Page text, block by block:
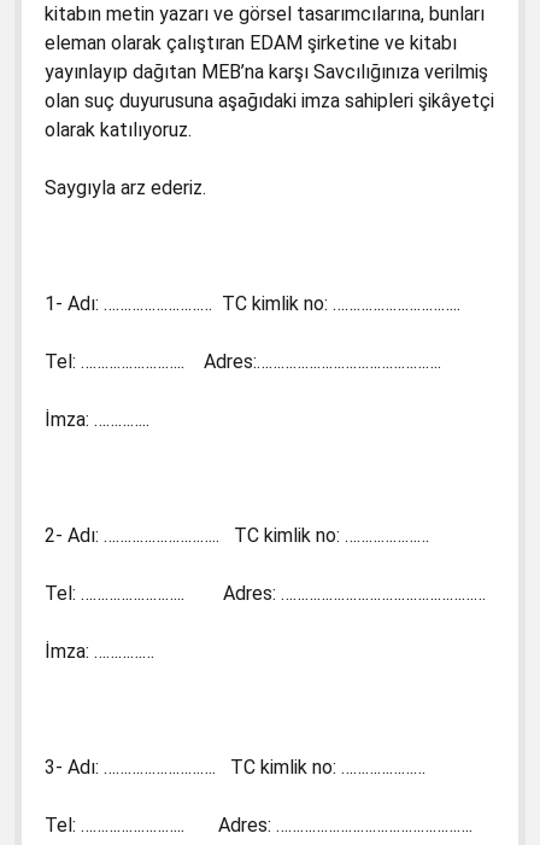
kitabın metin yazarı ve görsel tasarımcılarına, bunları
eleman olarak çalıştıran EDAM şirketine ve kitabı
yayınlayıp dağıtan MEB’na karşı Savcılığınıza verilmiş
olan suç duyurusuna aşağıdaki imza sahipleri şikâyetçi
olarak katılıyoruz.
Saygıyla arz ederiz.
1- Adı: ……………………… TC kimlik no: …………………………..
Tel: …………………….. Adres:……………………………………….
İmza: …………..
2- Adı: ……………………….. TC kimlik no: …………………
Tel: …………………….. Adres: ……………………………………………
İmza: ……………
3- Adı: ………………………. TC kimlik no: …………………
Tel: …………………….. Adres: ………………………………………….